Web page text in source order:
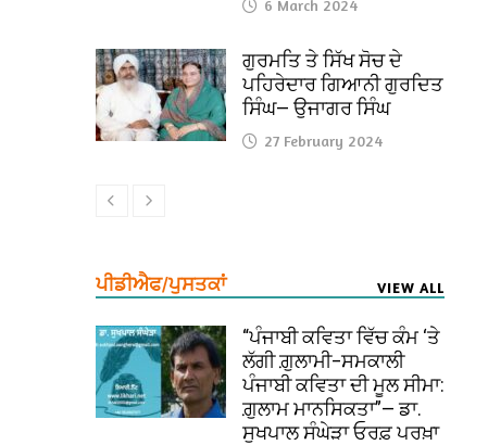
6 March 2024
ਗੁਰਮਤਿ ਤੇ ਸਿੱਖ ਸੋਚ ਦੇ
ਪਹਿਰੇਦਾਰ ਗਿਆਨੀ ਗੁਰਦਿਤ
ਸਿੰਘ— ਉਜਾਗਰ ਸਿੰਘ
27 February 2024
ਪੀਡੀਐਫ/ਪੁਸਤਕਾਂ VIEW ALL
“ਪੰਜਾਬੀ ਕਵਿਤਾ ਵਿੱਚ ਕੰਮ ‘ਤੇ
ਲੱਗੀ ਗ਼ੁਲਾਮੀ–ਸਮਕਾਲੀ
ਪੰਜਾਬੀ ਕਵਿਤਾ ਦੀ ਮੂਲ ਸੀਮਾ:
ਗ਼ੁਲਾਮ ਮਾਨਸਿਕਤਾ”— ਡਾ.
ਸੁਖਪਾਲ ਸੰਘੇੜਾ ਓਰਫ਼ ਪਰਖ਼ਾ